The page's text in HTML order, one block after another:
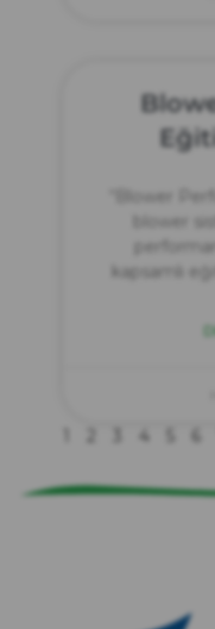
“Blower
blower
kapsamlı
4